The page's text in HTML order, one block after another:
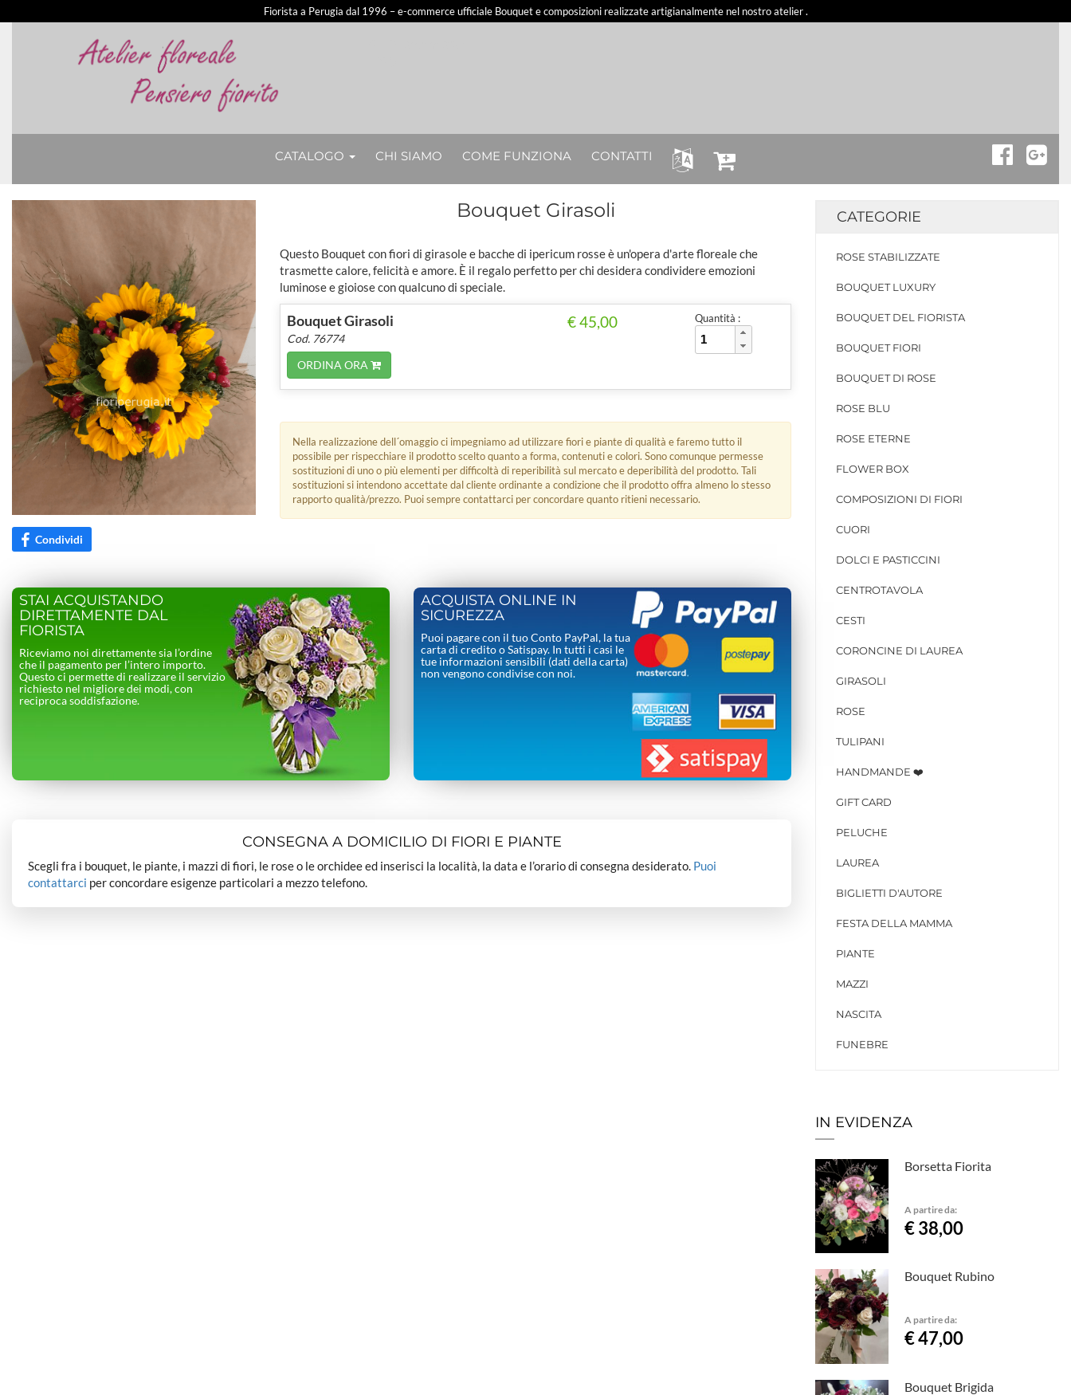
Fiorista a Perugia dal 1996 – e-commerce ufficiale Bouquet e composizioni realizzate artigianalmente nel nostro atelier .
CATALOGO CHI SIAMO COME FUNZIONA CONTATTI
Condividi
Bouquet Girasoli
Questo Bouquet con fiori di girasole e bacche di ipericum rosse è un'opera d'arte floreale che
trasmette calore, felicità e amore. È il regalo perfetto per chi desidera condividere emozioni
luminose e gioiose con qualcuno di speciale.
Bouquet Girasoli
Cod. 76774
ORDINA ORA
€ 45,00 Quantità :
Nella realizzazione dell´omaggio ci impegniamo ad utilizzare fiori e piante di qualità e faremo tutto il
possibile per rispecchiare il prodotto scelto quanto a forma, contenuti e colori. Sono comunque permesse
sostituzioni di uno o più elementi per difficoltà di reperibilità sul mercato e deperibilità del prodotto. Tali
sostituzioni si intendono accettate dal cliente ordinante a condizione che il prodotto offra almeno lo stesso
rapporto qualità/prezzo. Puoi sempre contattarci per concordare quanto ritieni necessario.
STAI ACQUISTANDO
DIRETTAMENTE DAL
FIORISTA
Riceviamo noi direttamente sia l’ordine
che il pagamento per l’intero importo.
Questo ci permette di realizzare il servizio
richiesto nel migliore dei modi, con
reciproca soddisfazione.
ACQUISTA ONLINE IN
SICUREZZA
Puoi pagare con il tuo Conto PayPal, la tua
carta di credito o Satispay. In tutti i casi le
tue informazioni sensibili (dati della carta)
non vengono condivise con noi.
CONSEGNA A DOMICILIO DI FIORI E PIANTE
Scegli fra i bouquet, le piante, i mazzi di fiori, le rose o le orchidee ed inserisci la località, la data e l’orario di consegna desiderato. Puoi
contattarci per concordare esigenze particolari a mezzo telefono.
CATEGORIE
ROSE STABILIZZATE
BOUQUET LUXURY
BOUQUET DEL FIORISTA
BOUQUET FIORI
BOUQUET DI ROSE
ROSE BLU
ROSE ETERNE
FLOWER BOX
COMPOSIZIONI DI FIORI
CUORI
DOLCI E PASTICCINI
CENTROTAVOLA
CESTI
CORONCINE DI LAUREA
GIRASOLI
ROSE
TULIPANI
HANDMANDE ❤️
GIFT CARD
PELUCHE
LAUREA
BIGLIETTI D'AUTORE
FESTA DELLA MAMMA
PIANTE
MAZZI
NASCITA
FUNEBRE
IN EVIDENZA
Borsetta Fiorita
A partire da:
€ 38,00
Bouquet Rubino
A partire da:
€ 47,00
Bouquet Brigida